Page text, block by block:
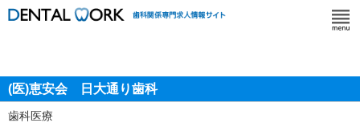
(医)恵安会 日大通り歯科
歯科医療